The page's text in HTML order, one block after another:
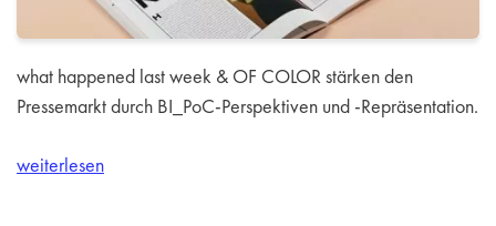
what happened last week & OF COLOR stärken den
Pressemarkt durch BI_PoC-Perspektiven und -Repräsentation.
weiterlesen